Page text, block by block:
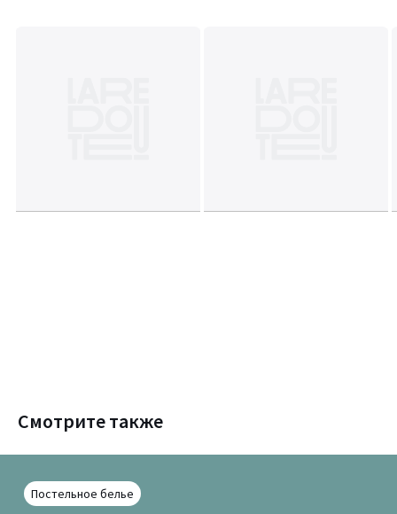
Смотрите также
Постельное белье